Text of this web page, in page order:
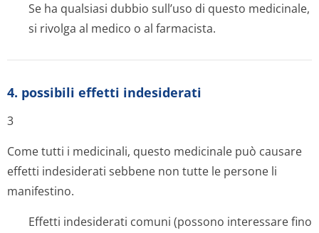
Se ha qualsiasi dubbio sull’uso di questo medicinale,
si rivolga al medico o al farmacista.
4. possibili effetti indesiderati
3
Come tutti i medicinali, questo medicinale può causare
effetti indesiderati sebbene non tutte le persone li
manifestino.
Effetti indesiderati comuni (possono interessare fino